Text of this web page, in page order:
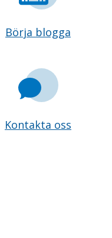
Börja blogga
Kontakta oss